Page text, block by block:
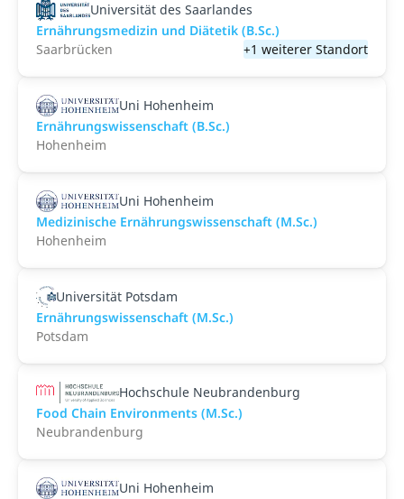
Universität des Saarlandes
Ernährungsmedizin und Diätetik (B.Sc.)
Saarbrücken
+1 weiterer Standort
Uni Hohenheim
Ernährungswissenschaft (B.Sc.)
Hohenheim
Uni Hohenheim
Medizinische Ernährungswissenschaft (M.Sc.)
Hohenheim
Universität Potsdam
Ernährungswissenschaft (M.Sc.)
Potsdam
Hochschule Neubrandenburg
Food Chain Environments (M.Sc.)
Neubrandenburg
Uni Hohenheim